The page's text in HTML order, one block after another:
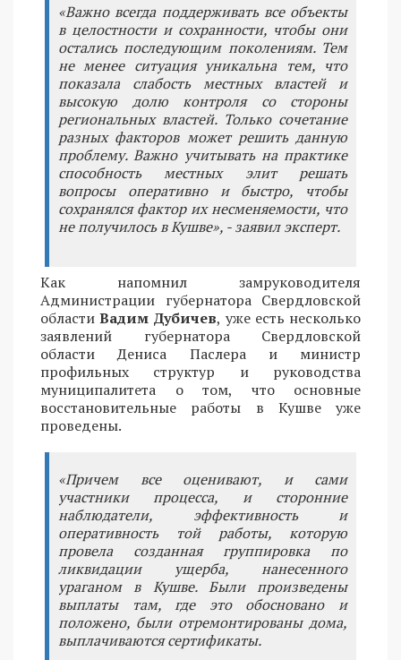
«Важно всегда поддерживать все объекты
в целостности и сохранности, чтобы они
остались последующим поколениям. Тем
не менее ситуация уникальна тем, что
показала слабость местных властей и
высокую долю контроля со стороны
региональных властей. Только сочетание
разных факторов может решить данную
проблему. Важно учитывать на практике
способность местных элит решать
вопросы оперативно и быстро, чтобы
сохранялся фактор их несменяемости, что
не получилось в Кушве», - заявил эксперт.
Как напомнил замруководителя
Администрации губернатора Свердловской
областиВадим Дубичев, уже есть несколько
заявлений губернатора Свердловской
области Дениса Паслера и министр
профильных структур и руководства
муниципалитета о том, что основные
восстановительные работы в Кушве уже
проведены.
«Причем все оценивают, и сами
участники процесса, и сторонние
наблюдатели, эффективность и
оперативность той работы, которую
провела созданная группировка по
ликвидации ущерба, нанесенного
ураганом в Кушве. Были произведены
выплаты там, где это обосновано и
положено, были отремонтированы дома,
выплачиваются сертификаты.